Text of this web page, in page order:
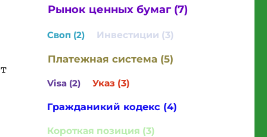
Рынок ценных бумаг (7)
Своп (2) Инвестиции (3)
Платежная система (5)
Visa (2) Указ (3)
Гражданикий кодекс (4)
Короткая позиция (3)